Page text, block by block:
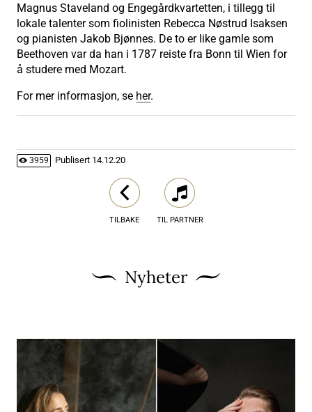
Magnus Staveland og Engegårdkvartetten, i tillegg til
lokale talenter som fiolinisten Rebecca Nøstrud Isaksen
og pianisten Jakob Bjønnes. De to er like gamle som
Beethoven var da han i 1787 reiste fra Bonn til Wien for
å studere med Mozart.
For mer informasjon, se her.
3959 Publisert 14.12.20
TILBAKE TIL PARTNER
Nyheter